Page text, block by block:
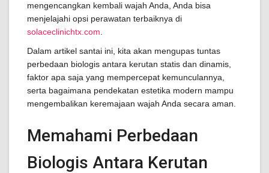
mengencangkan kembali wajah Anda, Anda bisa
menjelajahi opsi perawatan terbaiknya di
solaceclinichtx.com
Dalam artikel santai ini, kita akan mengupas tuntas
perbedaan biologis antara kerutan statis dan dinamis,
faktor apa saja yang mempercepat kemunculannya,
serta bagaimana pendekatan estetika modern mampu
mengembalikan keremajaan wajah Anda secara aman.
Memahami Perbedaan
Biologis Antara Kerutan